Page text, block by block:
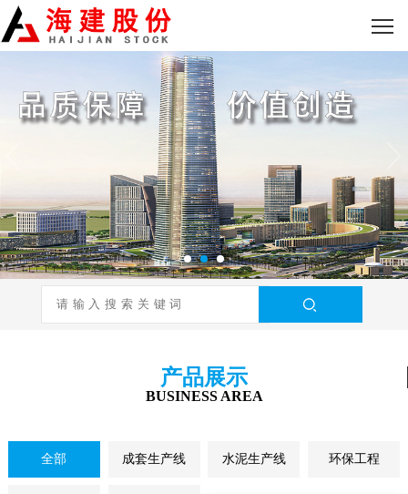
产品展示
BUSINESS AREA
全部 成套生产线 水泥生产线 环保工程